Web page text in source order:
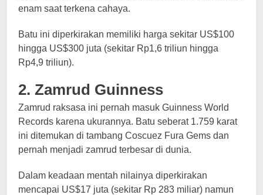
enam saat terkena cahaya.
Batu ini diperkirakan memiliki harga sekitar US$100
hingga US$300 juta (sekitar Rp1,6 triliun hingga
Rp4,9 triliun).
2. Zamrud Guinness
Zamrud raksasa ini pernah masuk Guinness World
Records karena ukurannya. Batu seberat 1.759 karat
ini ditemukan di tambang Coscuez Fura Gems dan
pernah menjadi zamrud terbesar di dunia.
Dalam keadaan mentah nilainya diperkirakan
mencapai US$17 juta (sekitar Rp 283 miliar) namun